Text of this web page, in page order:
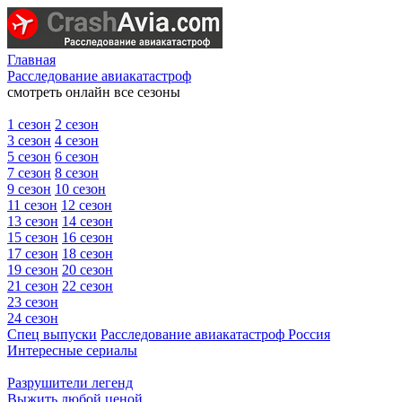
Главная
Расследование авиакатастроф
смотреть онлайн все сезоны
1 сезон 2 сезон
3 сезон 4 сезон
5 сезон 6 сезон
7 сезон 8 сезон
9 сезон 10 сезон
11 сезон 12 сезон
13 сезон 14 сезон
15 сезон 16 сезон
17 сезон 18 сезон
19 сезон 20 сезон
21 сезон 22 сезон
23 сезон
24 сезон
Спец выпуски Расследование авиакатастроф Россия
Интересные сериалы
Разрушители легенд
Выжить любой ценой